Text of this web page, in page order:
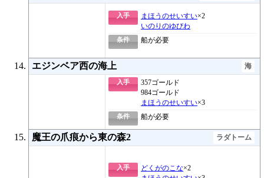
入手 まほうのせいすい×2
いのりのゆびわ
条件 船が必要
エジンベア西の海上 海
入手
357ゴールド
984ゴールド
まほうのせいすい×3
条件 船が必要
魔王の爪痕から東の森2 ラダトーム
入手 どくがのこな×2